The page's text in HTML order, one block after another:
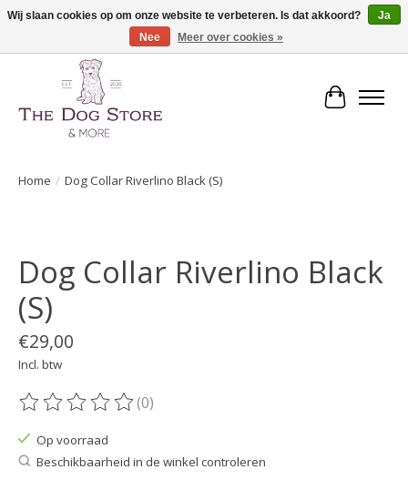
De speciaalzaak in hondenartikelen en meer!
Home / Dog Collar Riverlino Black (S)
Dog Collar Riverlino Black
(S)
€29,00
Incl. btw
De beoordeling van dit product is
(0)
Op voorraad
Beschikbaarheid in de winkel controleren
Wij slaan cookies op om onze website te verbeteren. Is dat akkoord?
Ja
Nee
Meer over cookies »